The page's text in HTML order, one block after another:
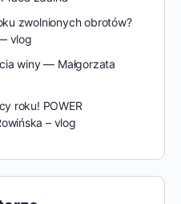
zwolnionych obrotów?
vlog
winy — Małgorzata
roku! POWER
– vlog